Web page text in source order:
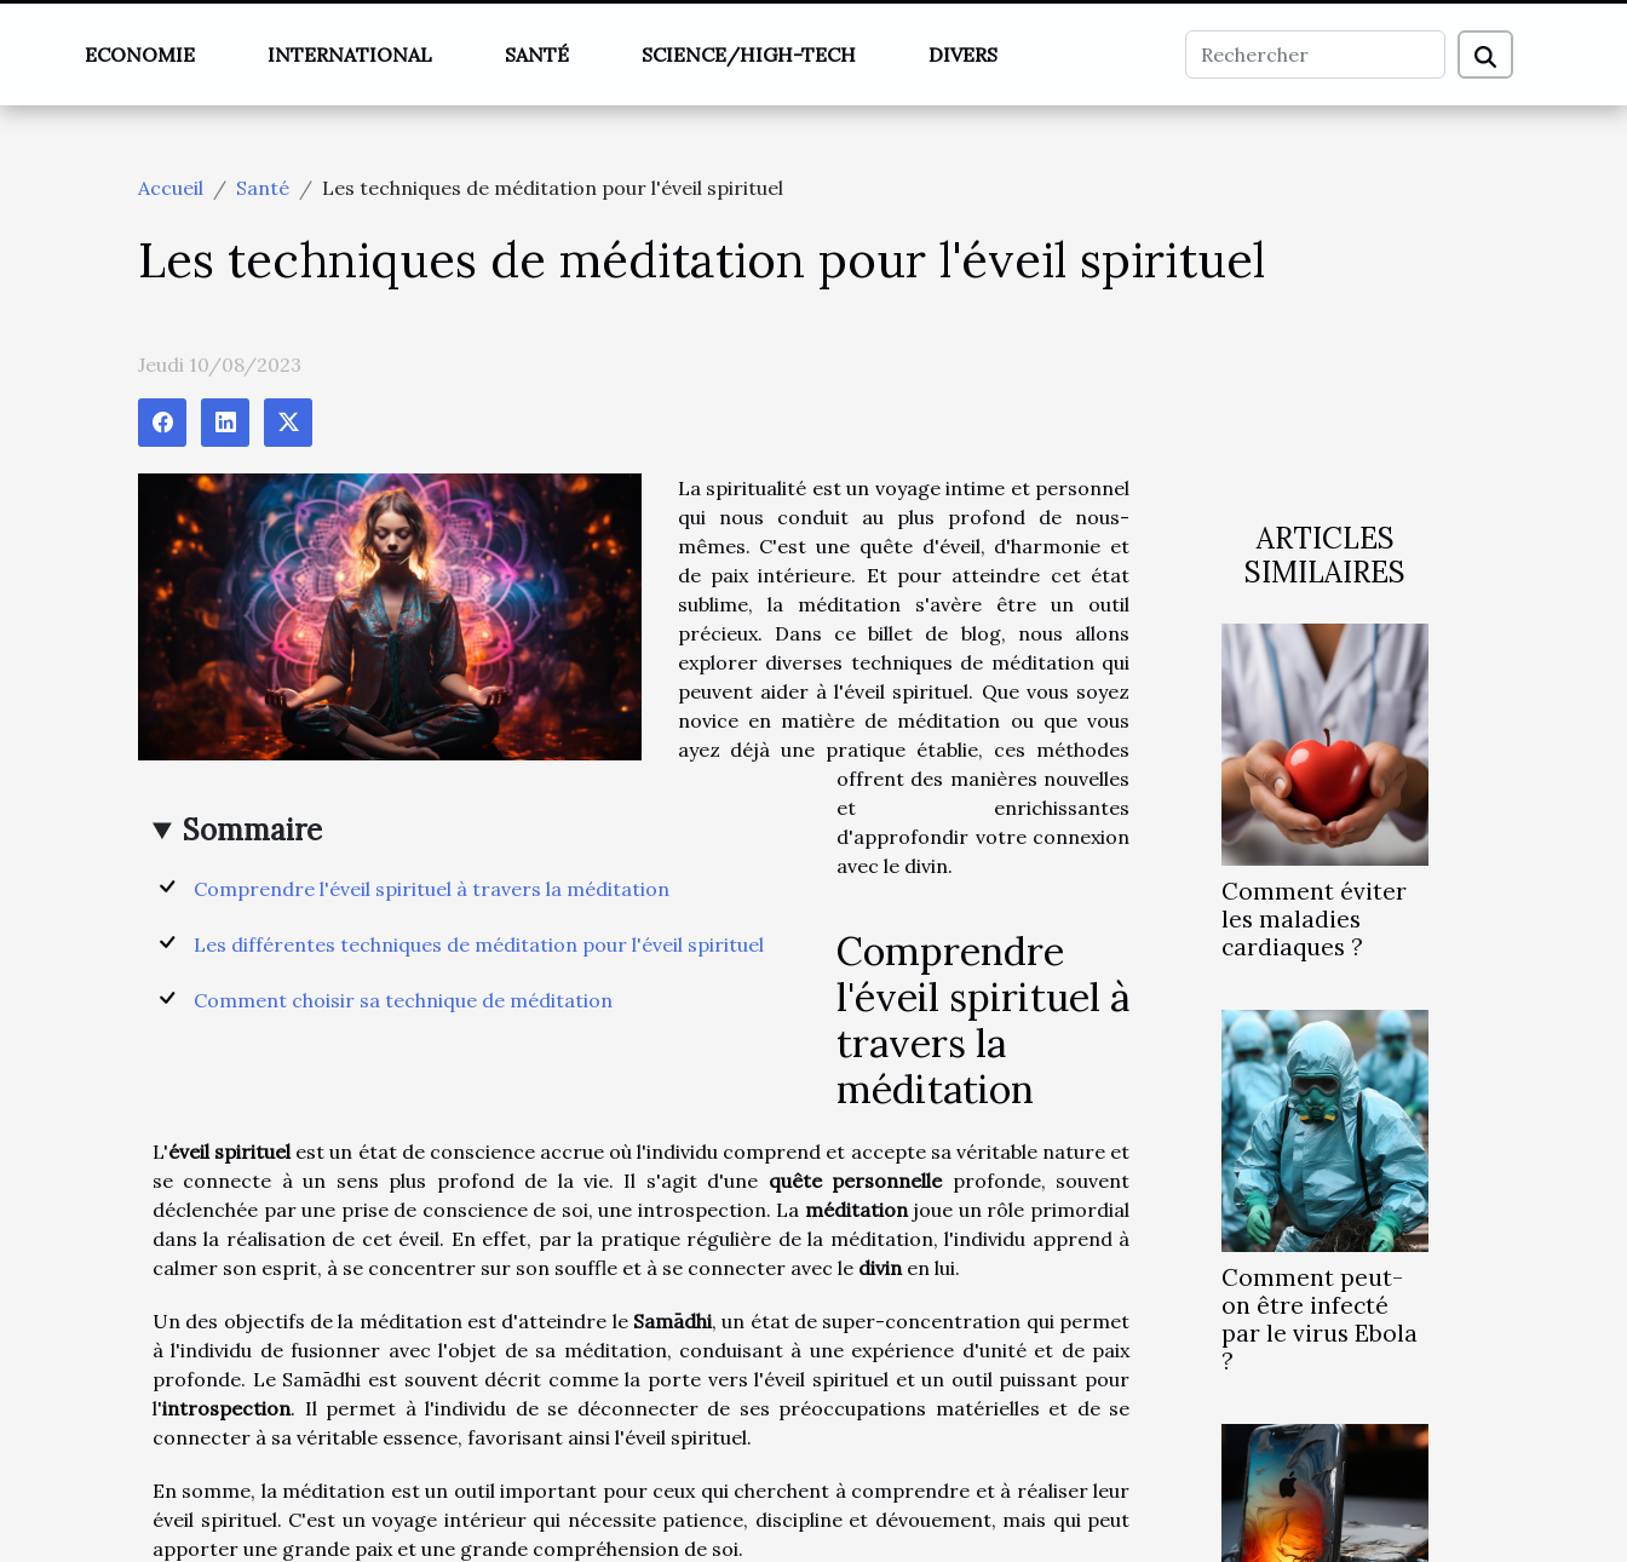
ECONOMIE INTERNATIONAL SANTÉ SCIENCE/HIGH-TECH DIVERS
Accueil Santé Les techniques de méditation pour l'éveil spirituel
Les techniques de méditation pour l'éveil spirituel
Jeudi 10/08/2023
Sommaire
Comprendre l'éveil spirituel à travers la méditation
Les différentes techniques de méditation pour l'éveil spirituel
Comment choisir sa technique de méditation
La spiritualité est un voyage intime et personnel
qui nous conduit au plus profond de nous-
mêmes. C'est une quête d'éveil, d'harmonie et
de paix intérieure. Et pour atteindre cet état
sublime, la méditation s'avère être un outil
précieux. Dans ce billet de blog, nous allons
explorer diverses techniques de méditation qui
peuvent aider à l'éveil spirituel. Que vous soyez
novice en matière de méditation ou que vous
ayez déjà une pratique établie, ces méthodes
offrent des manières nouvelles
et enrichissantes
d'approfondir votre connexion
avec le divin.
Comprendre
l'éveil spirituel à
travers la
méditation
L'éveil spirituelest un état de conscience accrue où l'individu comprend et accepte sa véritable nature et
se connecte à un sens plus profond de la vie. Il s'agit d'une quête personnelleprofonde, souvent
déclenchée par une prise de conscience de soi, une introspection. La méditationjoue un rôle primordial
dans la réalisation de cet éveil. En effet, par la pratique régulière de la méditation, l'individu apprend à
calmer son esprit, à se concentrer sur son souffle et à se connecter avec le divinen lui.
Un des objectifs de la méditation est d'atteindre le Samādhi, un état de super-concentration qui permet
à l'individu de fusionner avec l'objet de sa méditation, conduisant à une expérience d'unité et de paix
profonde. Le Samādhi est souvent décrit comme la porte vers l'éveil spirituel et un outil puissant pour
l'introspection. Il permet à l'individu de se déconnecter de ses préoccupations matérielles et de se
connecter à sa véritable essence, favorisant ainsi l'éveil spirituel.
En somme, la méditation est un outil important pour ceux qui cherchent à comprendre et à réaliser leur
éveil spirituel. C'est un voyage intérieur qui nécessite patience, discipline et dévouement, mais qui peut
apporter une grande paix et une grande compréhension de soi.
ARTICLES
SIMILAIRES
Comment éviter
les maladies
cardiaques ?
Comment peut-
on être infecté
par le virus Ebola
?